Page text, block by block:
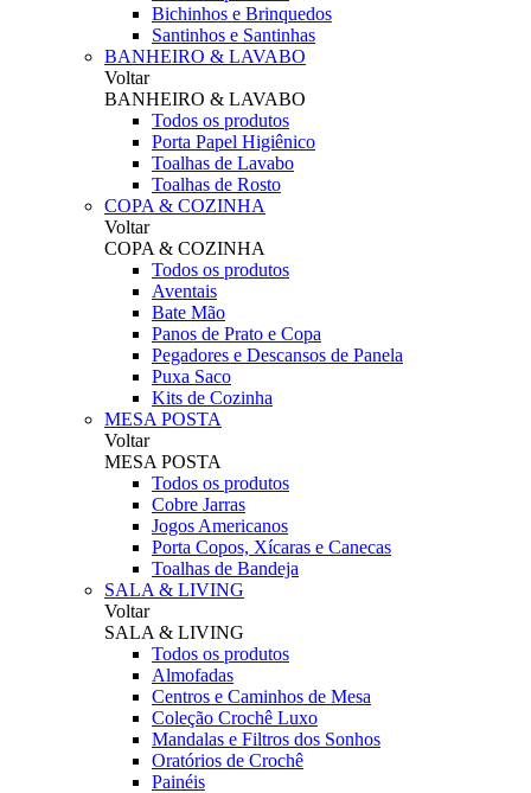
Bichinhos e Brinquedos
Santinhos e Santinhas
BANHEIRO & LAVABO
Voltar
BANHEIRO & LAVABO
Todos os produtos
Porta Papel Higiênico
Toalhas de Lavabo
Toalhas de Rosto
COPA & COZINHA
Voltar
COPA & COZINHA
Todos os produtos
Aventais
Bate Mão
Panos de Prato e Copa
Pegadores e Descansos de Panela
Puxa Saco
Kits de Cozinha
MESA POSTA
Voltar
MESA POSTA
Todos os produtos
Cobre Jarras
Jogos Americanos
Porta Copos, Xícaras e Canecas
Toalhas de Bandeja
SALA & LIVING
Voltar
SALA & LIVING
Todos os produtos
Almofadas
Centros e Caminhos de Mesa
Coleção Crochê Luxo
Mandalas e Filtros dos Sonhos
Oratórios de Crochê
Painéis